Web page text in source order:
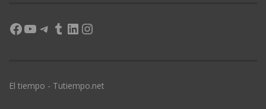
Facebook
YouTube
Telegram
Tumblr
LinkedIn
Instagram
El tiempo - Tutiempo.net